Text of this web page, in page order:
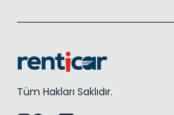
Tüm Hakları Saklıdır.